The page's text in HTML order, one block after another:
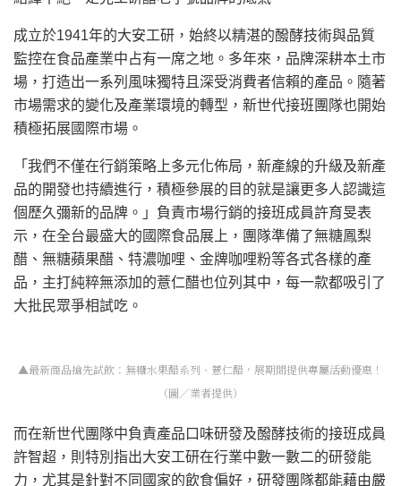
成立於1941年的大安工研，始終以精湛的醱酵技術與品質
監控在食品產業中占有一席之地。多年來，品牌深耕本土市
場，打造出一系列風味獨特且深受消費者信賴的產品。隨著
市場需求的變化及產業環境的轉型，新世代接班團隊也開始
積極拓展國際市場。
「我們不僅在行銷策略上多元化佈局，新產線的升級及新產
品的開發也持續進行，積極參展的目的就是讓更多人認識這
個歷久彌新的品牌。」負責市場行銷的接班成員許育旻表
示，在全台最盛大的國際食品展上，團隊準備了無糖鳳梨
醋、無糖蘋果醋、特濃咖哩、金牌咖哩粉等各式各樣的產
品，主打純粹無添加的薏仁醋也位列其中，每一款都吸引了
大批民眾爭相試吃。
▲最新商品搶先試飲：無糖水果醋系列、薏仁醋，展期間提供專屬活動優惠！
（圖／業者提供）
而在新世代團隊中負責產品口味研發及醱酵技術的接班成員
許智超，則特別指出大安工研在行業中數一數二的研發能
力，尤其是針對不同國家的飲食偏好，研發團隊都能藉由嚴